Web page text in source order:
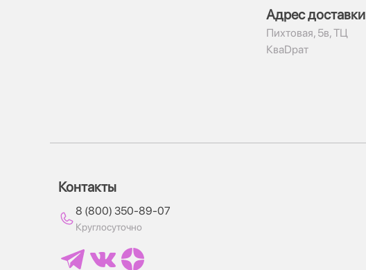
Адрес доставки
​Пихтовая, 5в, ТЦ
КваDрат
Контакты
8 (800) 350-89-07
Круглосуточно